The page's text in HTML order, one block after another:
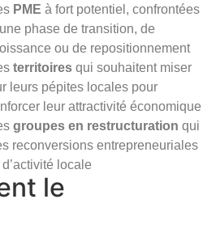
PME à fort potentiel, confrontées
phase de transition, de
ou de repositionnement
territoires qui souhaitent miser
leurs pépites locales pour
leur attractivité économique
groupes en restructuration qui
reconversions entrepreneuriales
locale
le